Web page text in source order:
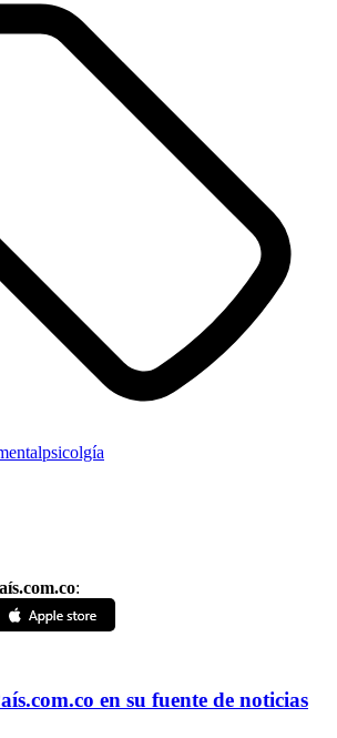
psicolgía
:
.com.co en su fuente de noticias